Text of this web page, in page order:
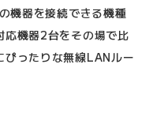
機器を接続できる機種
応機器2台をその場で比
ぴったりな無線LANルー